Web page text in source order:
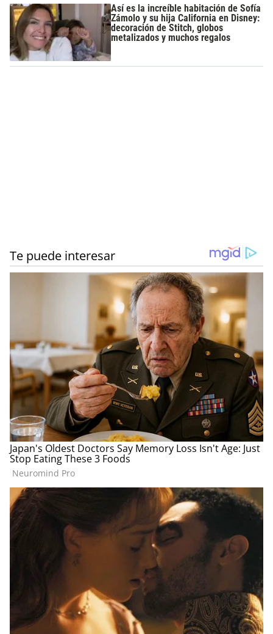
Así es la increíble habitación de Sofía
Zámolo y su hija California en Disney:
decoración de Stitch, globos
metalizados y muchos regalos